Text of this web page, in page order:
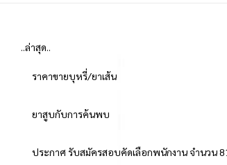
..ล่าสุด..
ราคาขายบุหรี่/ยาเส้น
ยาสูบกับการค้นพบ
ประกาศ รับสมัครสอบคัดเลือกพนักงาน จำนวน